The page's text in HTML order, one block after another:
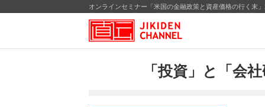
オンラインセミナー「米国の金融政策と資産価格の行く末
「投資」と「会